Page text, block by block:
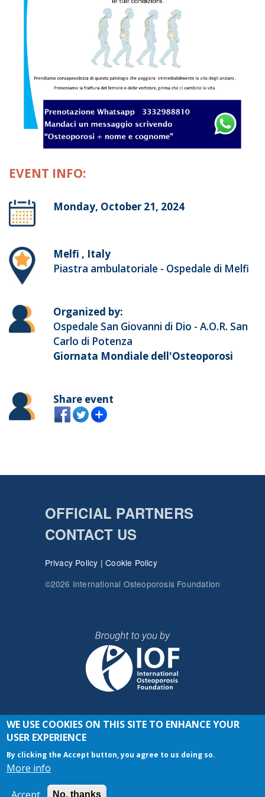
EVENT INFO:
Monday, October 21, 2024
Melfi , Italy
Piastra ambulatoriale - Ospedale di Melfi
Organized by:
Ospedale San Giovanni di Dio - A.O.R. San
Carlo di Potenza
Giornata Mondiale dell'Osteoporosi
Share event
OFFICIAL PARTNERS
CONTACT US
Privacy Policy |Cookie Policy
©2026 International Osteoporosis Foundation
JOIN THE CONVERSATION
WE USE COOKIES ON THIS SITE TO ENHANCE YOUR
USER EXPERIENCE
By clicking the Accept button, you agree to us doing so.
More info
No, thanks